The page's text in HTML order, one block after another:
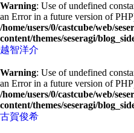
Warning: Use of undefined
an Error in a future version of
/home/users/0/castcube/web/
content/themes/seseragi/
越智洋介
Warning: Use of undefined
an Error in a future version of
/home/users/0/castcube/web/
content/themes/seseragi/
古賀俊希